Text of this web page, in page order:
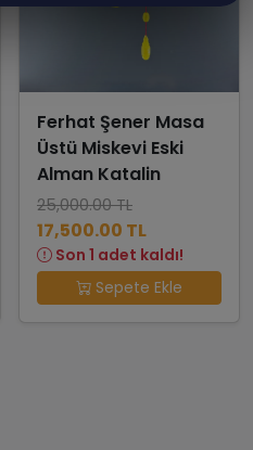
Ferhat Şener Masa
Üstü Miskevi Eski
Alman Katalin
25,000.00 TL
17,500.00 TL
Son 1 adet kaldı!
Sepete Ekle